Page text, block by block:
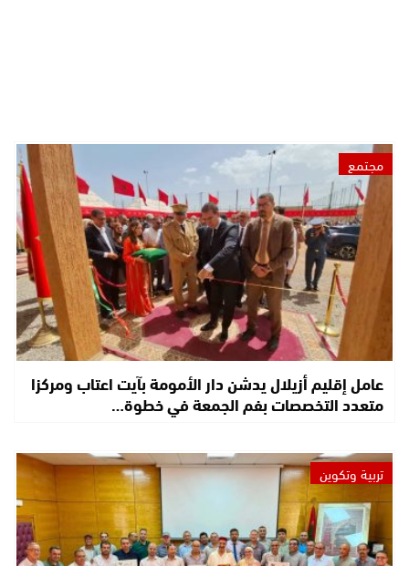
مجتمع
عامل إقليم أزيلال يدشن دار الأمومة بآيت اعتاب ومركزا
متعدد التخصصات بفم الجمعة في خطوة…
تربية وتكوين